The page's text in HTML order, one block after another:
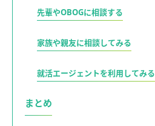
先輩やOBOGに相談する
家族や親友に相談してみる
就活エージェントを利用してみる
まとめ